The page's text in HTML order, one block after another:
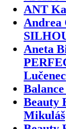
ANT
Andrea
Aneta
Lučenec
Beauty
Mikuláš